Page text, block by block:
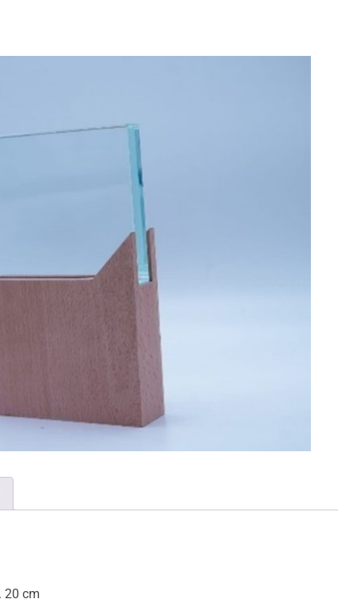
20 cm